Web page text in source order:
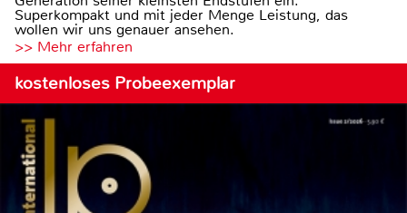
Superkompakt und mit jeder Menge Leistung, das
wollen wir uns genauer ansehen.
>> Mehr erfahren
kostenloses Probeexemplar